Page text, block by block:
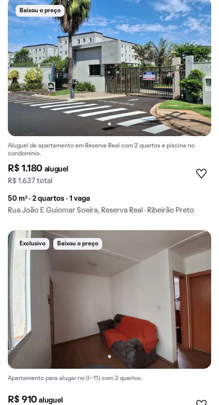
Baixou o preço
Aluguel de apartamento em Reserva Real com 2 quartos e piscina no
condomínio.
R$ 1.180 aluguel
R$ 1.637 total
50 m² · 2 quartos · 1 vaga
Rua João E Guiomar Soeira, Reserva Real · Ribeirão Preto
Exclusivo Baixou o preço
Apartamento para alugar no (l-11) com 2 quartos.
R$ 910aluguel